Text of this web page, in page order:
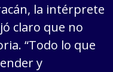
la intérprete
claro que no
“Todo lo que
y